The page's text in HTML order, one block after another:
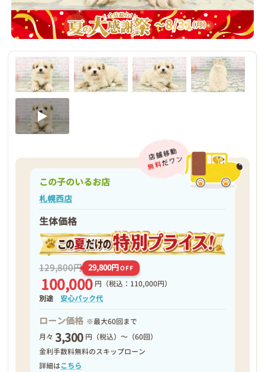
この子のいるお店
札幌西店
生体価格
129,800円 29,800円OFF
100,000 円 （税込：110,000円）
別途安心パック代
ローン価格 ※最大60回まで
月々 3,300 円（税込）～（60回）
金利手数料無料のスキップローン
詳細はこちら